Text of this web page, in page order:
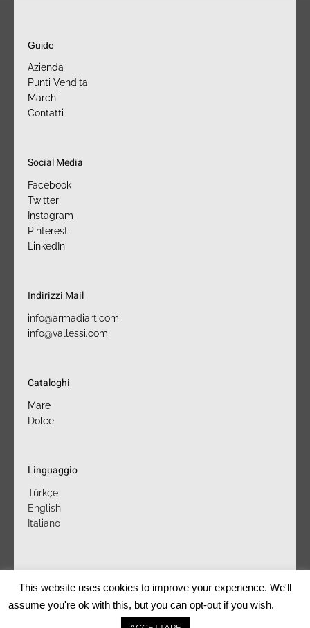
Guide
Azienda
Punti Vendita
Marchi
Contatti
Social Media
Facebook
Twitter
Instagram
Pinterest
LinkedIn
Indirizzi Mail
info@armadiart.com
info@vallessi.com
Cataloghi
Mare
Dolce
Linguaggio
Türkçe
English
Italiano
azienda punti vendita marchi contatti
This website uses cookies to improve your experience. We'll
assume you're ok with this, but you can opt-out if you wish.